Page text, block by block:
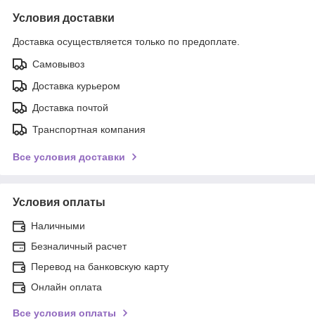
Условия доставки
Доставка осуществляется только по предоплате.
Самовывоз
Доставка курьером
Доставка почтой
Транспортная компания
Все условия доставки
Условия оплаты
Наличными
Безналичный расчет
Перевод на банковскую карту
Онлайн оплата
Все условия оплаты